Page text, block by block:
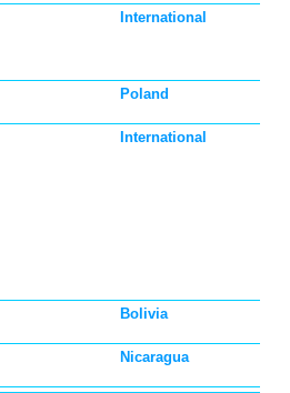
International
Poland
International
Bolivia
Nicaragua